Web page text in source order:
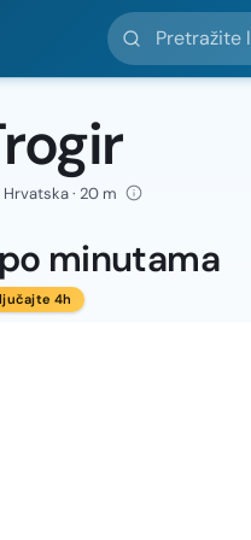
Pretražite lokacije
· 20 m
minutama
4h